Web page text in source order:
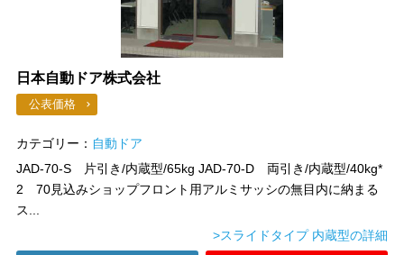
日本自動ドア株式会社
公表価格
カテゴリー： 自動ドア
JAD-70-S 片引き/内蔵型/65kg JAD-70-D 両引き/内蔵型/40kg*
2 70見込みショップフロント用アルミサッシの無目内に納まる
ス...
>スライドタイプ 内蔵型の詳細